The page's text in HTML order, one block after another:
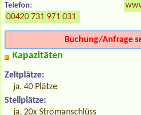
Telefon:
00420 731 971 031
Buchung/Anfrage
Kapazitäten
Zeltplätze:
ja, 40 Plätze
Stellplätze:
ja, 20x Stromanschlüss